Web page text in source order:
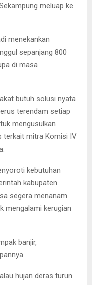
meluap ke
menekankan
sepanjang 800
di masa
butuh solusi nyata
terendam setiap
mengusulkan
terkait mitra Komisi IV
kebutuhan
kabupaten.
segera menanam
mengalami kerugian
banjir,
hujan deras turun.